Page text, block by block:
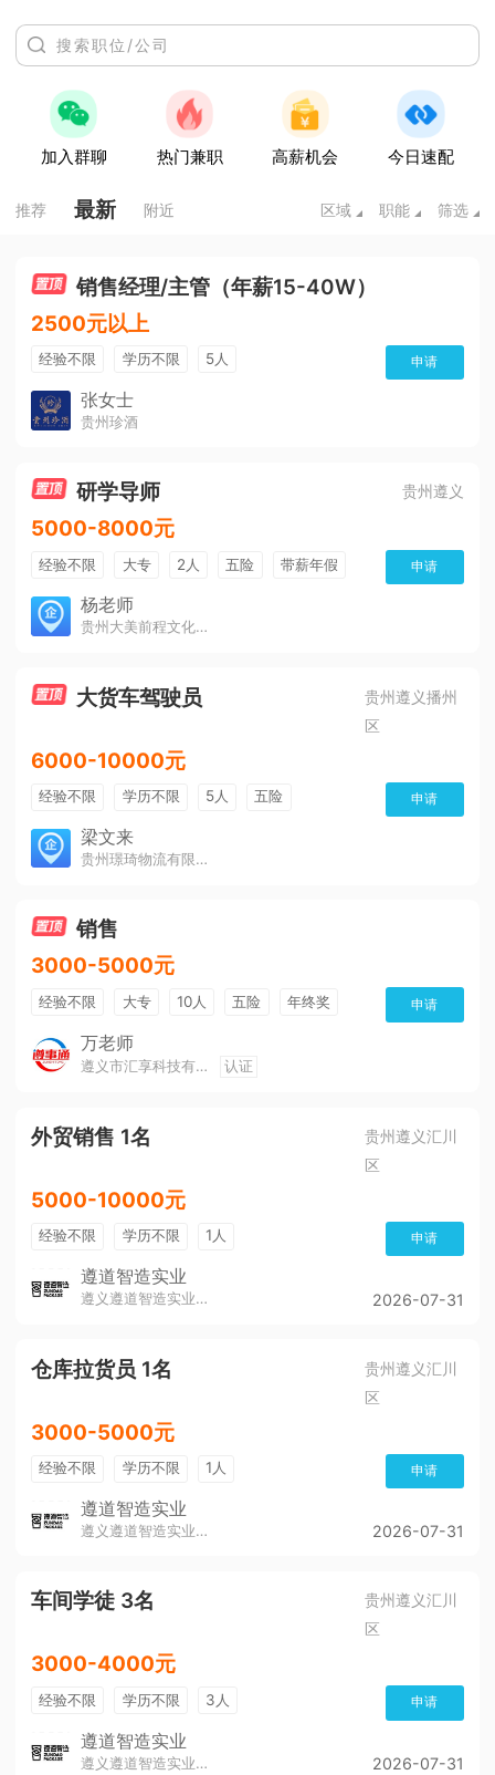
加入群聊 热门兼职 高薪机会 今日速配
推荐 最新 附近 区域 职能 筛选
销售经理/主管（年薪15-40W）
2500元以上
经验不限 学历不限 5人 申请
张女士
贵州珍酒
研学导师 贵州遵义
5000-8000元
经验不限 大专 2人 五险
带薪年假
年终奖
公费旅游
环境好
双休 有提成
申请
杨老师
贵州大美前程文化发展有限公司
大货车驾驶员
贵州遵义播州
区
6000-10000元
经验不限 学历不限 5人
五险
免费培训
包住宿
申请
梁文来
贵州璟琦物流有限公司
销售
3000-5000元
经验不限 大专 10人 五险
年终奖
公费旅游
免费培训
美女多
帅哥多 全勤奖 有补助
申请
万老师
遵义市汇享科技有限公司 认证
外贸销售 1名
贵州遵义汇川
区
5000-10000元
经验不限 学历不限 1人 申请
遵道智造实业
遵义遵道智造实业有限公司 2026-07-31
仓库拉货员 1名
贵州遵义汇川
区
3000-5000元
经验不限 学历不限 1人 申请
遵道智造实业
遵义遵道智造实业有限公司 2026-07-31
车间学徒 3名
贵州遵义汇川
区
3000-4000元
经验不限 学历不限 3人 申请
遵道智造实业
遵义遵道智造实业有限公司 2026-07-31